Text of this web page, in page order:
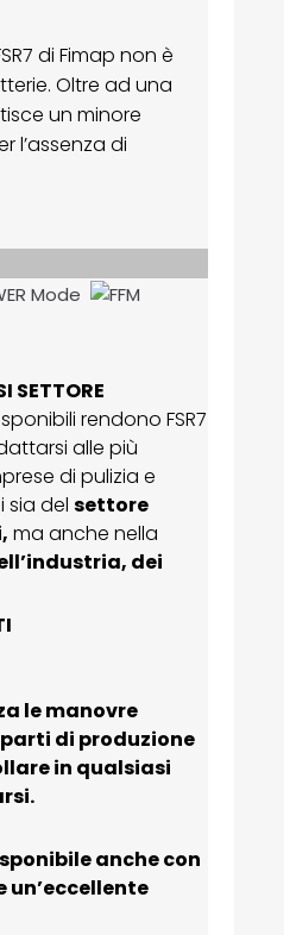
di Fimap non è
Oltre ad una
un minore
l’assenza di
SETTORE
rendono FSR7
alle più
di pulizia e
sia del settore
ma anche nella
dei
le manovre
di produzione
in qualsiasi
anche con